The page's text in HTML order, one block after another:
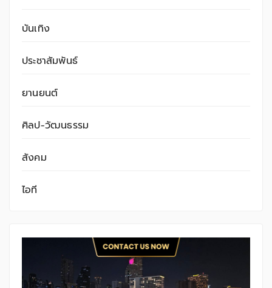
บันเทิง
ประชาสัมพันธ์
ยานยนต์
ศิลป-วัฒนธรรม
สังคม
ไอที